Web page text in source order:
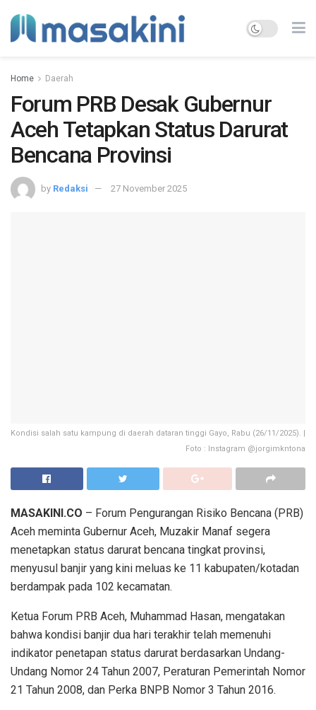
Home Daerah
Forum PRB Desak Gubernur
Aceh Tetapkan Status Darurat
Bencana Provinsi
by Redaksi 27 November 2025
Kondisi salah satu kampung di daerah dataran tinggi Gayo, Rabu (26/11/2025). |
Foto : Instagram @jorgimkntona
MASAKINI.CO – Forum Pengurangan Risiko Bencana (PRB)
Aceh meminta Gubernur Aceh, Muzakir Manaf segera
menetapkan status darurat bencana tingkat provinsi,
menyusul banjir yang kini meluas ke 11 kabupaten/kotadan
berdampak pada 102 kecamatan.
Ketua Forum PRB Aceh, Muhammad Hasan, mengatakan
bahwa kondisi banjir dua hari terakhir telah memenuhi
indikator penetapan status darurat berdasarkan Undang-
Undang Nomor 24 Tahun 2007, Peraturan Pemerintah Nomor
21 Tahun 2008, dan Perka BNPB Nomor 3 Tahun 2016.